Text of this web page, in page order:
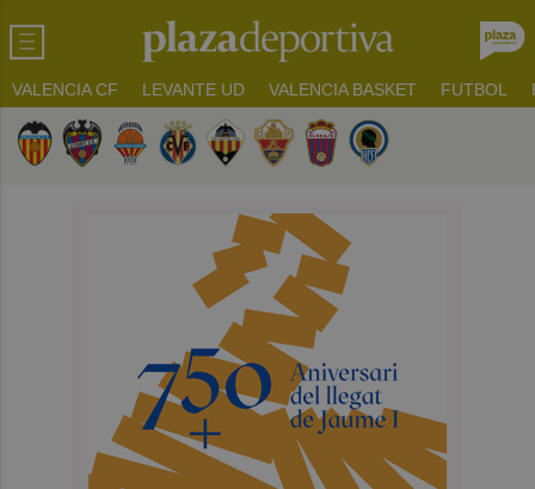
VALENCIA CF LEVANTE UD VALENCIA BASKET FUTBOL